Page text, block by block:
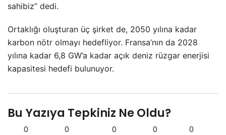
sahibiz” dedi.
Ortaklığı oluşturan üç şirket de, 2050 yılına kadar
karbon nötr olmayı hedefliyor. Fransa’nın da 2028
yılına kadar 6,8 GW’a kadar açık deniz rüzgar enerjisi
kapasitesi hedefi bulunuyor.
Bu Yazıya Tepkiniz Ne Oldu?
0 0 0 0 0